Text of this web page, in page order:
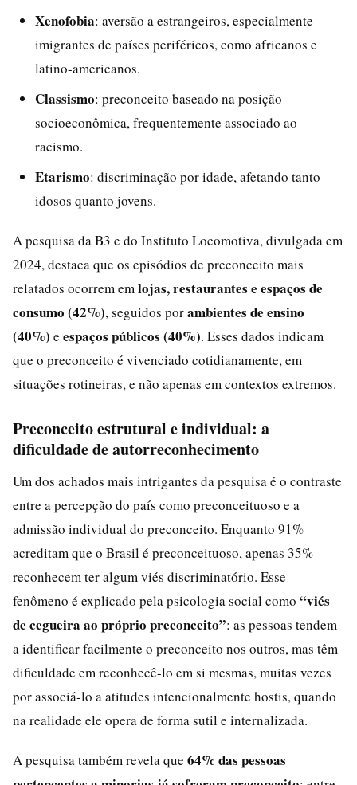
Xenofobia: aversão a estrangeiros, especialmente
imigrantes de países periféricos, como africanos e
latino-americanos.
Classismo: preconceito baseado na posição
socioeconômica, frequentemente associado ao
racismo.
Etarismo: discriminação por idade, afetando tanto
idosos quanto jovens.
A pesquisa da B3 e do Instituto Locomotiva, divulgada em
2024, destaca que os episódios de preconceito mais
relatados ocorrem em lojas, restaurantes e espaços de
consumo (42%), seguidos porambientes de ensino
(40%) e espaços públicos (40%). Esses dados indicam
que o preconceito é vivenciado cotidianamente, em
situações rotineiras, e não apenas em contextos extremos.
Preconceito estrutural e individual: a
dificuldade de autorreconhecimento
Um dos achados mais intrigantes da pesquisa é o contraste
entre a percepção do país como preconceituoso e a
admissão individual do preconceito. Enquanto 91%
acreditam que o Brasil é preconceituoso, apenas 35%
reconhecem ter algum viés discriminatório. Esse
fenômeno é explicado pela psicologia social como “viés
de cegueira ao próprio preconceito”: as pessoas tendem
a identificar facilmente o preconceito nos outros, mas têm
dificuldade em reconhecê-lo em si mesmas, muitas vezes
por associá-lo a atitudes intencionalmente hostis, quando
na realidade ele opera de forma sutil e internalizada.
A pesquisa também revela que 64% das pessoas